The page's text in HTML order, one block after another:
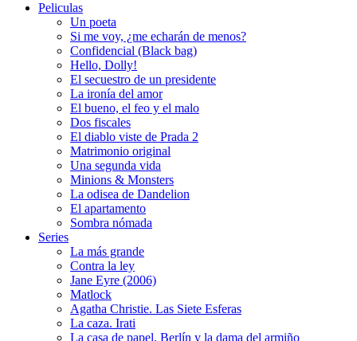
Peliculas
Un poeta
Si me voy, ¿me echarán de menos?
Confidencial (Black bag)
Hello, Dolly!
El secuestro de un presidente
La ironía del amor
El bueno, el feo y el malo
Dos fiscales
El diablo viste de Prada 2
Matrimonio original
Una segunda vida
Minions & Monsters
La odisea de Dandelion
El apartamento
Sombra nómada
Series
La más grande
Contra la ley
Jane Eyre (2006)
Matlock
Agatha Christie. Las Siete Esferas
La caza. Irati
La casa de papel. Berlín y la dama del armiño